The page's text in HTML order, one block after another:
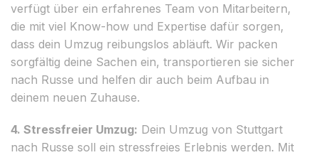
verfügt über ein erfahrenes Team von Mitarbeitern,
die mit viel Know-how und Expertise dafür sorgen,
dass dein Umzug reibungslos abläuft. Wir packen
sorgfältig deine Sachen ein, transportieren sie sicher
nach Russe und helfen dir auch beim Aufbau in
deinem neuen Zuhause.
4. Stressfreier Umzug: Dein Umzug von Stuttgart
nach Russe soll ein stressfreies Erlebnis werden. Mit